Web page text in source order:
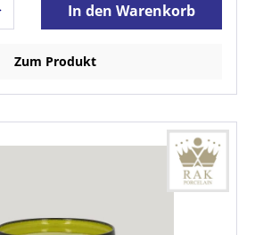
In den Warenkorb
Zum Produkt